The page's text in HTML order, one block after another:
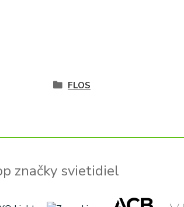
FLOS
značky svietidiel